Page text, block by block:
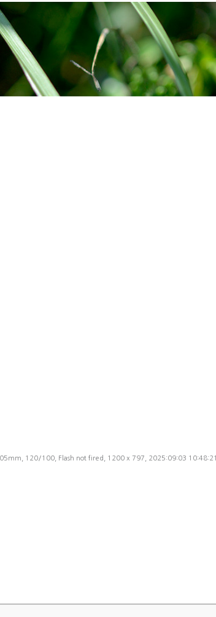
120/100, Flash not fired, 1200 x 797, 2025:09:03 10:48:21